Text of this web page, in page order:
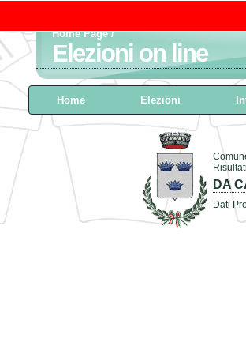
Home Page/
Elezioni on line
Home Elezioni
DA
Dati